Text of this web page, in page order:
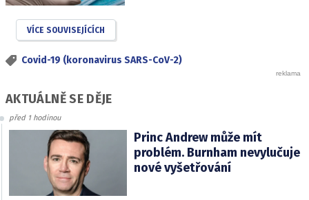
VÍCE SOUVISEJÍCÍCH
Covid-19 (koronavirus SARS-CoV-2)
AKTUÁLNĚ SE DĚJE
před 1 hodinou
Princ Andrew může mít
problém. Burnham nevylučuje
nové vyšetřování